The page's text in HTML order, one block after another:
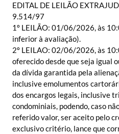
EDITAL DE LEILÃO
9.514/97
1º LEILÃO: 01/06/2026, às
inferior à avaliação).
2º LEILAO: 02/06/2026, às
oferecido desde que seja igual
da dívida garantida pela
inclusive emolumentos
dos encargos legais, inclusive
condominiais, podendo, caso
referido valor, ser aceito pelo
exclusivo critério, lance que